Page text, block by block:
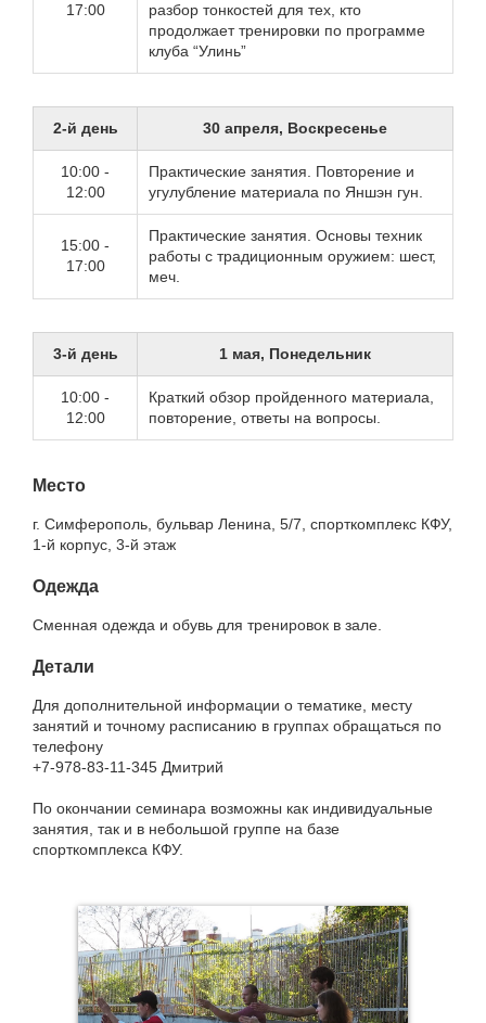
17:00
разбор тонкостей для тех, кто
продолжает тренировки по программе
клуба “Улинь”
2-й день 30 апреля, Воскресенье
10:00 -
12:00
Практические занятия. Повторение и
угулубление материала по Яншэн гун.
15:00 -
17:00
Практические занятия. Основы техник
работы с традиционным оружием: шест,
меч.
3-й день 1 мая, Понедельник
10:00 -
12:00
Краткий обзор пройденного материала,
повторение, ответы на вопросы.
Место
г. Симферополь, бульвар Ленина, 5/7, спорткомплекс КФУ,
1-й корпус, 3-й этаж
Одежда
Сменная одежда и обувь для тренировок в зале.
Детали
Для дополнительной информации о тематике, месту
занятий и точному расписанию в группах обращаться по
телефону
+7-978-83-11-345 Дмитрий
По окончании семинара возможны как индивидуальные
занятия, так и в небольшой группе на базе
спорткомплекса КФУ.